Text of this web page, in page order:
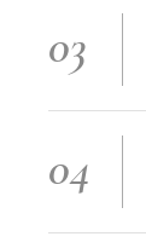
03
04